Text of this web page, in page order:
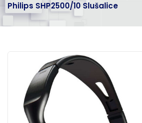
Philips SHP2500/10 Slušalice